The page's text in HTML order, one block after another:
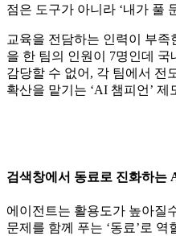
점은 도구가 아니라 ‘내가 풀
교육을 전담하는 인력이 부
을 한 팀의 인원이 7명인데 국
감당할 수 없어, 각 팀에서 전
확산을 맡기는 ‘AI 챔피언’ 제
검색창에서 동료로 진화하는
에이전트는 활용도가 높아질
문제를 함께 푸는 ‘동료’로